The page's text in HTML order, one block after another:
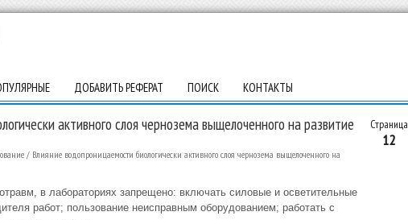
ДОБАВИТЬ РЕФЕРАТ ПОИСК КОНТАКТЫ
Страница
12
активного слоя чернозема выщелоченного на развитие
/ Влияние водопроницаемости биологически активного слоя чернозема выщелоченного на
в лабораториях запрещено: включать силовые и осветительные
работ; пользование неисправным оборудованием; работать с